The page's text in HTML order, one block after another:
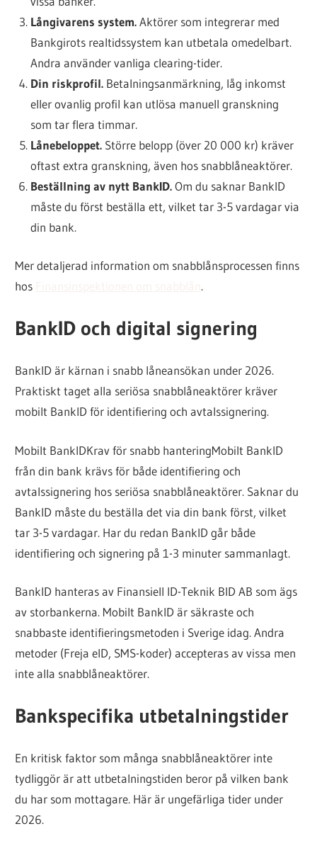
Långivarens system.Aktörer som integrerar med
Bankgirots realtidssystem kan utbetala omedelbart.
Andra använder vanliga clearing-tider.
Din riskprofil.Betalningsanmärkning, låg inkomst
eller ovanlig profil kan utlösa manuell granskning
som tar flera timmar.
Lånebeloppet.Större belopp (över 20 000 kr) kräver
oftast extra granskning, även hos snabblåneaktörer.
Beställning av nytt BankID.Om du saknar BankID
måste du först beställa ett, vilket tar 3-5 vardagar via
din bank.
Mer detaljerad information om snabblånsprocessen finns
hos
.
BankID och digital signering
BankID är kärnan i snabb låneansökan under 2026.
Praktiskt taget alla seriösa snabblåneaktörer kräver
mobilt BankID för identifiering och avtalssignering.
Mobilt BankIDKrav för snabb hanteringMobilt BankID
från din bank krävs för både identifiering och
avtalssignering hos seriösa snabblåneaktörer. Saknar du
BankID måste du beställa det via din bank först, vilket
tar 3-5 vardagar. Har du redan BankID går både
identifiering och signering på 1-3 minuter sammanlagt.
BankID hanteras av Finansiell ID-Teknik BID AB som ägs
av storbankerna. Mobilt BankID är säkraste och
snabbaste identifieringsmetoden i Sverige idag. Andra
metoder (Freja eID, SMS-koder) accepteras av vissa men
inte alla snabblåneaktörer.
Bankspecifika utbetalningstider
En kritisk faktor som många snabblåneaktörer inte
tydliggör är att utbetalningstiden beror på vilken bank
du har som mottagare. Här är ungefärliga tider under
2026.